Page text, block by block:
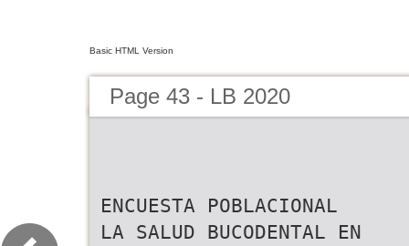
Basic HTML Version
Page 43 - LB 2020
ENCUESTA POBLACIONAL
LA SALUD BUCODENTAL EN